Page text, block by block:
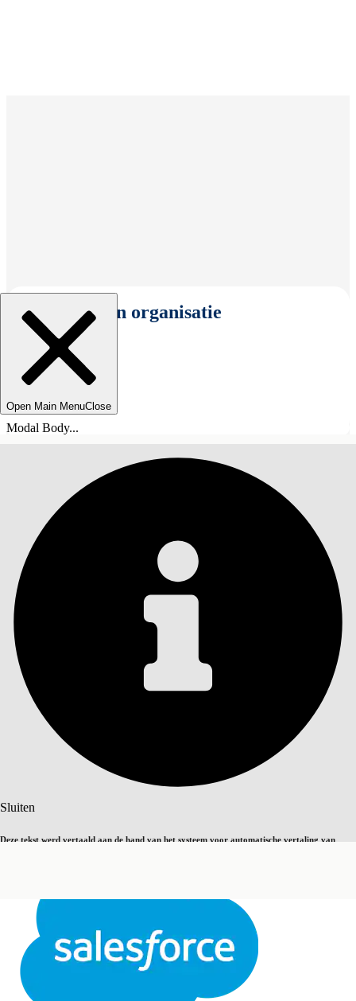
Selecteer een organisatie
Open Main MenuClose
Modal Body...
Sluiten
Deze tekst werd vertaald aan de hand van het systeem voor automatische vertaling van
Sluiten Sluiten
INHOUDSOPGAVE
Zoeken